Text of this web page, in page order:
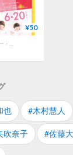
¥50
也 #木村慧人
吹奈子 #佐藤